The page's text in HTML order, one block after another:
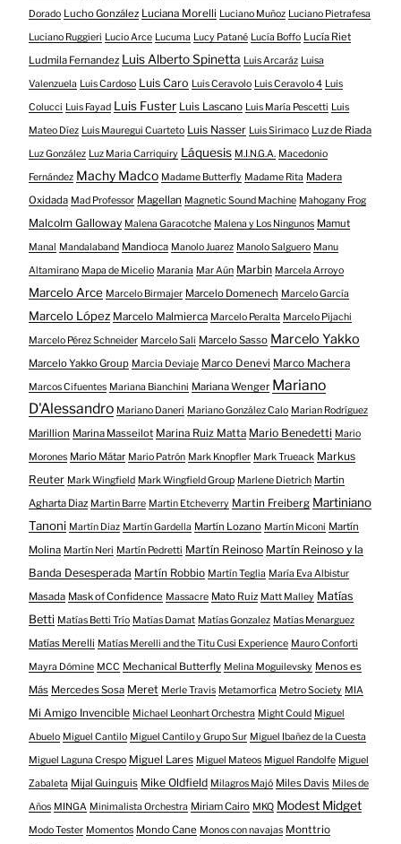
Dorado Lucho González Luciana Morelli Luciano Muñoz Luciano Pietrafesa
Luciano Ruggieri Lucio Arce Lucuma Lucy Patané Lucía Boffo Lucía Riet
Ludmila Fernandez Luis Alberto Spinetta Luis Arcaráz Luisa
Valenzuela Luis Cardoso Luis Caro Luis Ceravolo Luis Ceravolo 4 Luis
Colucci Luis Fayad Luis Fuster Luis Lascano Luis María Pescetti Luis
Mateo Díez Luis Mauregui Cuarteto Luis Nasser Luis Sirimaco Luz de Riada
Luz González Luz Maria Carriquiry Láquesis M.I.N.G.A. Macedonio
Fernández Machy Madco Madame Butterfly Madame Rita Madera
Oxidada Mad Professor Magellan Magnetic Sound Machine Mahogany Frog
Malcolm Galloway Malena Garacotche Malena y Los Ningunos Mamut
Manal Mandalaband Mandioca Manolo Juarez Manolo Salguero Manu
Altamirano Mapa de Micelio Marania Mar Aún Marbin Marcela Arroyo
Marcelo Arce Marcelo Birmajer Marcelo Domenech Marcelo García
Marcelo López Marcelo Malmierca Marcelo Peralta Marcelo Pijachi
Marcelo Pérez Schneider Marcelo Sali Marcelo Sasso Marcelo Yakko
Marcelo Yakko Group Marcia Deviaje Marco Denevi Marco Machera
Marcos Cifuentes Mariana Bianchini Mariana Wenger Mariano
D'Alessandro Mariano Daneri Mariano González Calo Marian Rodríguez
Marillion Marina Masseilot Marina Ruiz Matta Mario Benedetti Mario
Morones Mario Mátar Mario Patrón Mark Knopfler Mark Trueack Markus
Reuter Mark Wingfield Mark Wingfield Group Marlene Dietrich Martin
Agharta Diaz Martin Barre Martin Etcheverry Martin Freiberg Martiniano
Tanoni Martín Diaz Martín Gardella Martín Lozano Martín Miconi Martín
Molina Martín Neri Martín Pedretti Martín Reinoso Martín Reinoso y la
Banda Desesperada Martín Robbio Martín Teglia María Eva Albistur
Masada Mask of Confidence Massacre Mato Ruiz Matt Malley Matías
Betti Matías Betti Trío Matías Damat Matías Gonzalez Matías Menarguez
Matías Merelli Matías Merelli and the Titu Cusi Experience Mauro Conforti
Mayra Dómine MCC Mechanical Butterfly Melina Moguilevsky Menos es
Más Mercedes Sosa Meret Merle Travis Metamorfica Metro Society MIA
Mi Amigo Invencible Michael Leonhart Orchestra Might Could Miguel
Abuelo Miguel Cantilo Miguel Cantilo y Grupo Sur Miguel Ibañez de la Cuesta
Miguel Laguna Crespo Miguel Lares Miguel Mateos Miguel Randolfe Miguel
Zabaleta Mijal Guinguis Mike Oldfield Milagros Majó Miles Davis Miles de
Años MINGA Minimalista Orchestra Miriam Cairo MKQ Modest Midget
Modo Tester Momentos Mondo Cane Monos con navajas Monttrio